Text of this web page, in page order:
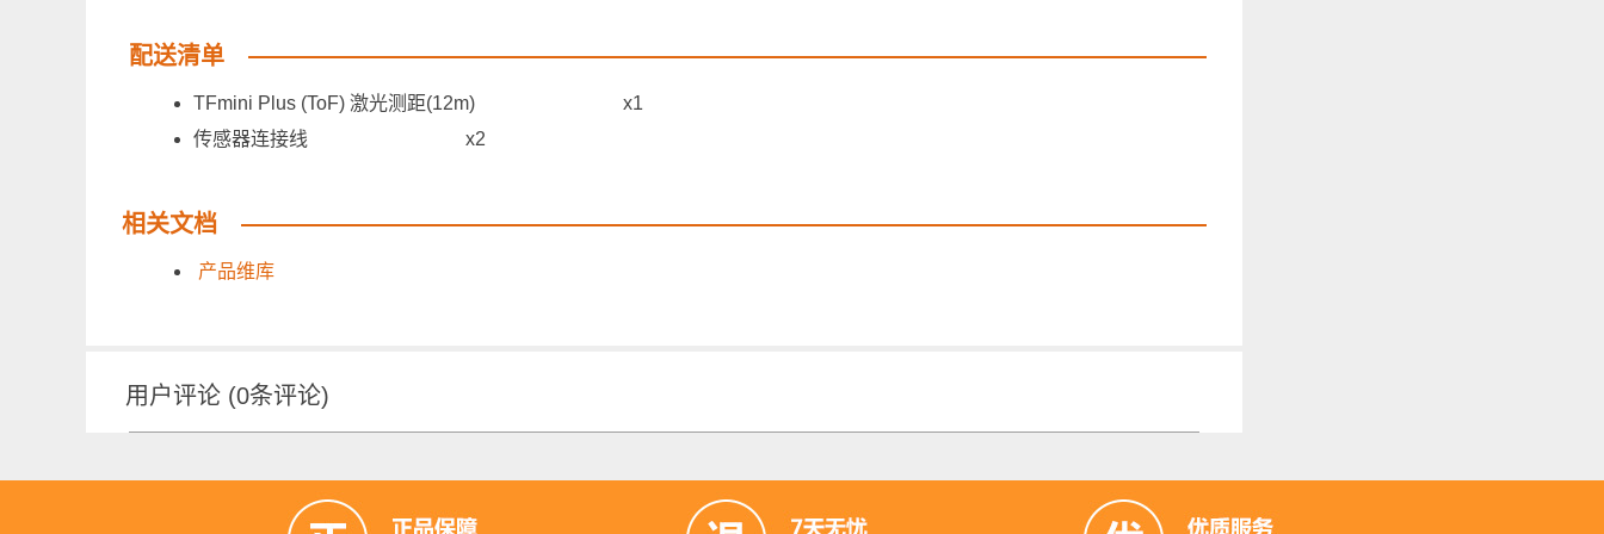
配送清单
TFmini Plus (ToF) 激光测距(12m) x1
传感器连接线 x2
相关文档
产品维库
用户评论 (0条评论)